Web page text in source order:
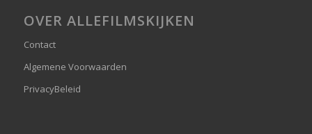
OVER ALLEFILMSKIJKEN
Contact
Algemene Voorwaarden
PrivacyBeleid